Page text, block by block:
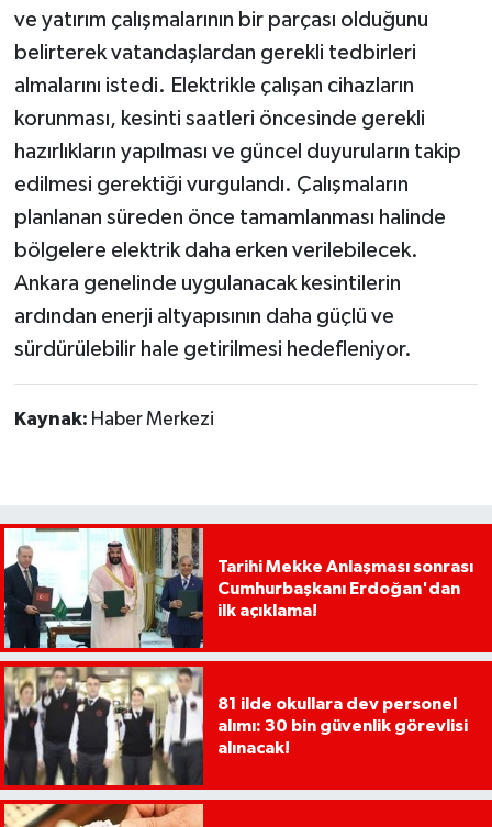
ve yatırım çalışmalarının bir parçası olduğunu
belirterek vatandaşlardan gerekli tedbirleri
almalarını istedi. Elektrikle çalışan cihazların
korunması, kesinti saatleri öncesinde gerekli
hazırlıkların yapılması ve güncel duyuruların takip
edilmesi gerektiği vurgulandı. Çalışmaların
planlanan süreden önce tamamlanması halinde
bölgelere elektrik daha erken verilebilecek.
Ankara genelinde uygulanacak kesintilerin
ardından enerji altyapısının daha güçlü ve
sürdürülebilir hale getirilmesi hedefleniyor.
Kaynak: Haber Merkezi
Tarihi Mekke Anlaşması sonrası
Cumhurbaşkanı Erdoğan'dan
ilk açıklama!
81 ilde okullara dev personel
alımı: 30 bin güvenlik görevlisi
alınacak!